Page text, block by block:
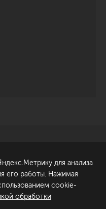
Обсудить проект
для анализа
его работы. Нажимая
cookie-
обработки